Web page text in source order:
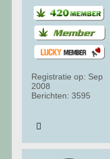
Registratie op: Sep
2008
Berichten: 3595